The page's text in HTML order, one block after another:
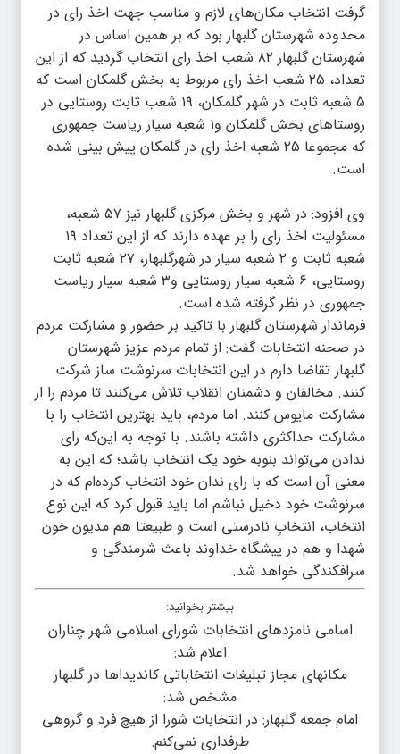
گرفت انتخاب مکان‌های لازم و مناسب جهت اخذ رای در
محدوده شهرستان گلبهار بود که بر همین اساس در
شهرستان گلبهار ۸۲ شعب اخذ رای انتخاب گردید که از این
تعداد، ۲۵ شعب اخذ رای مربوط به بخش گلمکان است که
۵ شعبه ثابت در شهر گلمکان، ۱۹ شعب ثابت روستایی در
روستاهای بخش گلمکان و۱ شعبه سیار ریاست جمهوری
که مجموعا ۲۵ شعبه اخذ رای در گلمکان پیش بینی شده
است.
وی افزود: در شهر و بخش مرکزی گلبهار نیز ۵۷ شعبه،
مسئولیت اخذ رای را بر عهده دارند که از این تعداد ۱۹
شعبه ثابت و ۲ شعبه سیار در شهرگلبهار، ۲۷ شعبه ثابت
روستایی، ۶ شعبه سیار روستایی و۳ شعبه سیار ریاست
جمهوری در نظر گرفته شده است.
فرماندار شهرستان گلبهار با تاکید بر حضور و مشارکت مردم
در صحنه انتخابات گفت: از تمام مردم عزیز شهرستان
گلبهار تقاضا دارم در این انتخابات سرنوشت ساز شرکت
کنند. مخالفان و دشمنان انقلاب تلاش می‌کنند تا مردم را از
مشارکت مایوس کنند. اما مردم، باید بهترین انتخاب را با
مشارکت حداکثری داشته باشند. با توجه به این‌که رای
ندادن می‌تواند بنوبه خود یک انتخاب باشد؛ که این به
معنی آن است که با رای ندان خود انتخاب کرده‌ام که در
سرنوشت خود دخیل نباشم اما باید قبول کرد که این نوع
انتخاب، انتخابِ نادرستی است و طبیعتا هم مدیون خون
شهدا و هم در پیشگاه خداوند باعث شرمندگی و
سرافکندگی خواهد شد.
بیشتر بخوانید:
اسامی نامزدهای انتخابات شورای اسلامی شهر چناران
اعلام شد:
مکانهای مجاز تبلیغات انتخاباتی کاندیداها در گلبهار
مشخص شد:
امام جمعه گلبهار: در انتخابات شورا از هیچ فرد و گروهی
طرفداری نمی‌کنم: